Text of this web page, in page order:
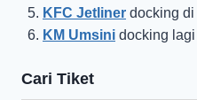
KFC Jetliner docking
KM Umsini docking
Cari Tiket